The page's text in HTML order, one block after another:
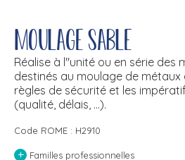
Moulage sable
Réalise à l''unité ou en série des
destinés au moulage de métaux
règles de sécurité et les
(qualité, délais, ...).
Code ROME : H2910
+ Familles professionnelles